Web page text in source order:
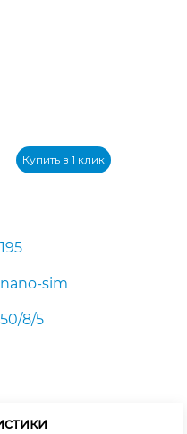
Купить в 1 клик
195
nano-sim
50/8/5